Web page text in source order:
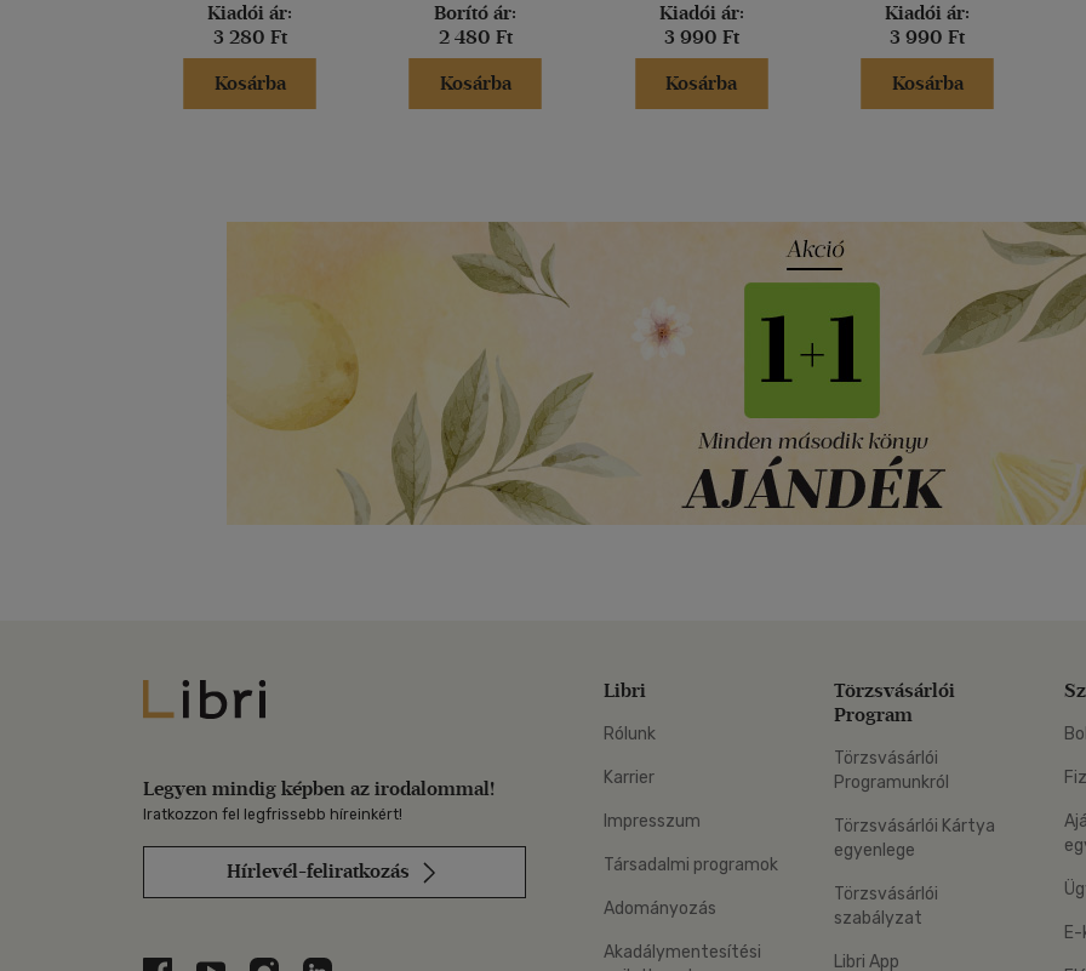
Kiadói ár:
3 280 Ft
Kosárba
Borító ár:
2 480 Ft
Kosárba
Kiadói ár:
3 990 Ft
Kosárba
Kiadói ár:
3 990 Ft
Kosárba
Libri
Legyen mindig képben az irodalommal!
Iratkozzon fel legfrissebb híreinkért!
Hírlevél-feliratkozás
Libri
Rólunk
Karrier
Impresszum
Társadalmi programok
Adományozás
Akadálymentesítési
Törzsvásárlói
Program
Törzsvásárlói
Programunkról
Törzsvásárlói Kártya
egyenlege
Törzsvásárlói
szabályzat
Libri App